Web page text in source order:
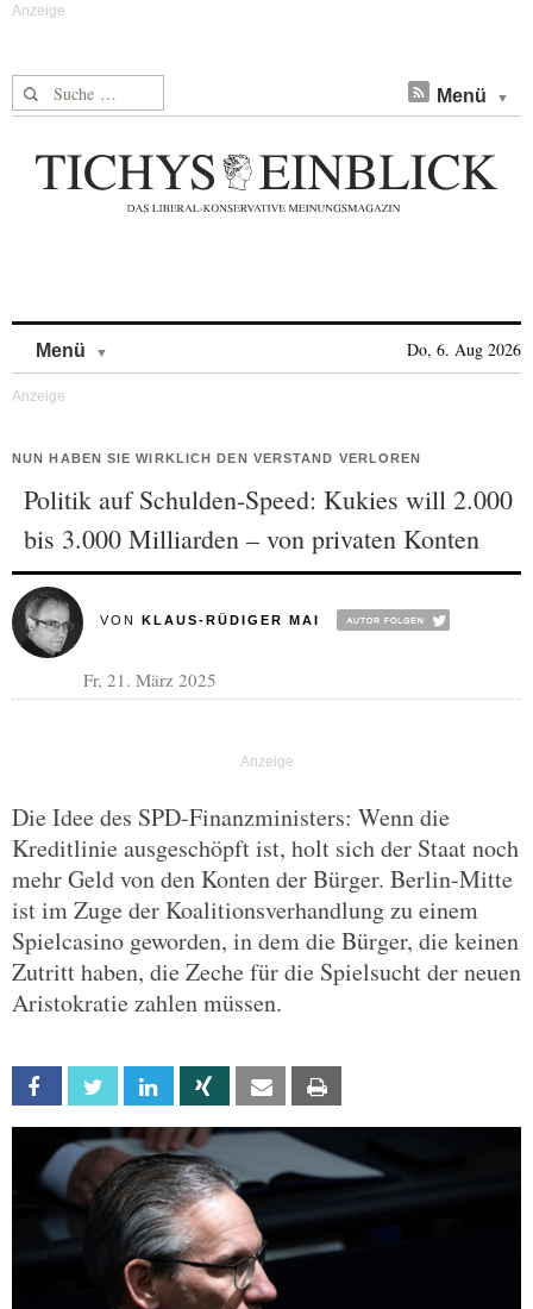
Suche nach: Menü
Menü Do, 6. Aug 2026
NUN HABEN SIE WIRKLICH DEN VERSTAND VERLOREN
Politik auf Schulden-Speed: Kukies will 2.000
bis 3.000 Milliarden – von privaten Konten
VON KLAUS-RÜDIGER MAI
Fr, 21. März 2025
Die Idee des SPD-Finanzministers: Wenn die
Kreditlinie ausgeschöpft ist, holt sich der Staat noch
mehr Geld von den Konten der Bürger. Berlin-Mitte
ist im Zuge der Koalitionsverhandlung zu einem
Spielcasino geworden, in dem die Bürger, die keinen
Zutritt haben, die Zeche für die Spielsucht der neuen
Aristokratie zahlen müssen.
Facebook Twitter Linkedin Xing Email